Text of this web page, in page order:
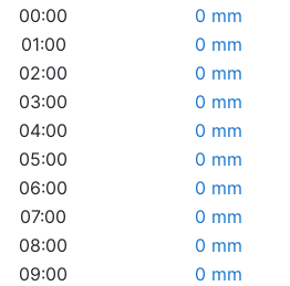
00:00
0 mm
01:00
0 mm
02:00
0 mm
03:00
0 mm
04:00
0 mm
05:00
0 mm
06:00
0 mm
07:00
0 mm
08:00
0 mm
09:00
0 mm